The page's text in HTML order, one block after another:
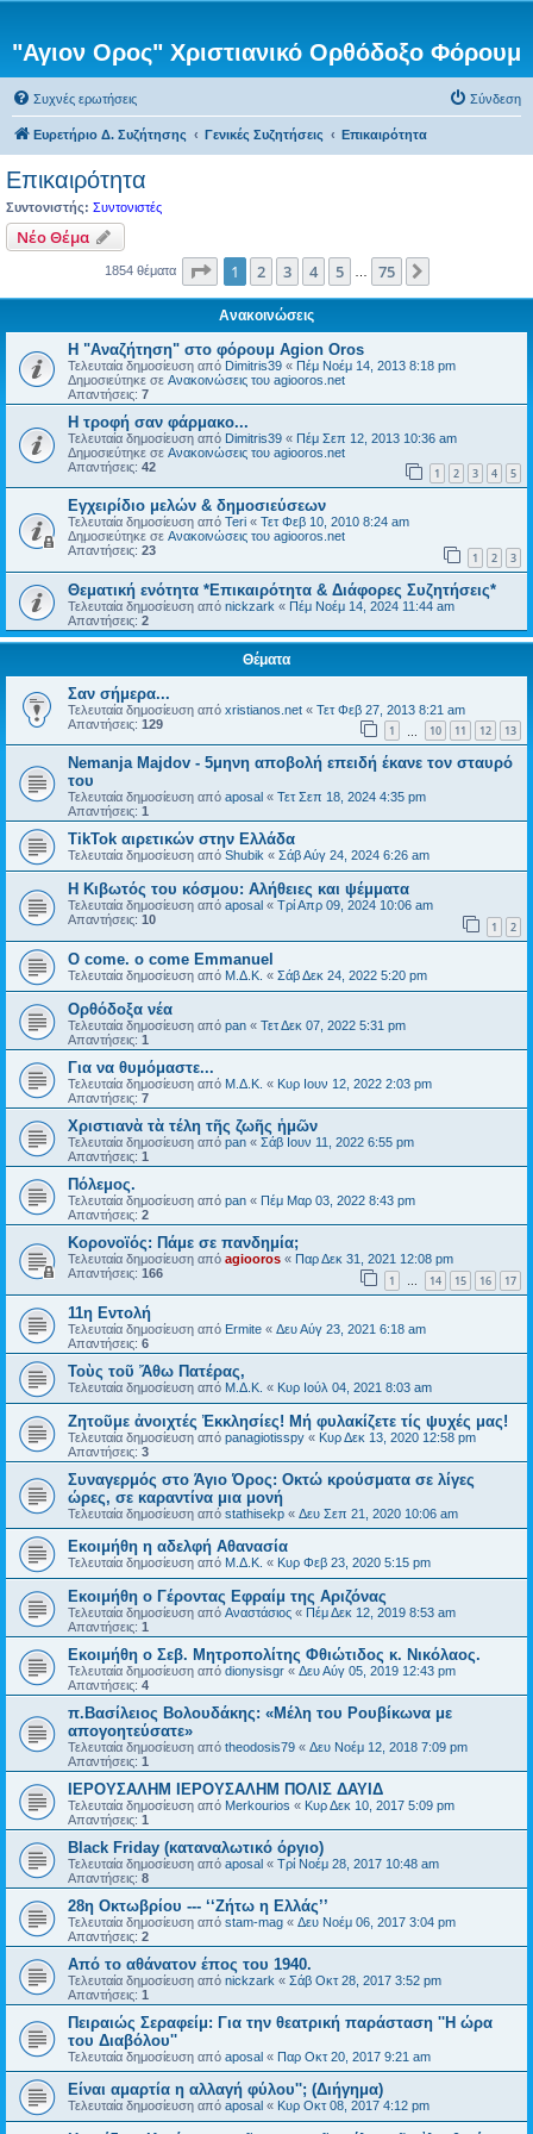
"Αγιον Ορος" Χριστιανικό Ορθόδοξο Φόρουμ
Συχνές ερωτήσεις Σύνδεση
Ευρετήριο Δ. Συζήτησης Γενικές Συζητήσεις Επικαιρότητα
Επικαιρότητα
Συντονιστής: Συντονιστές
Νέο Θέμα
1854 θέματα Σελίδα από75
1 2 3 4 5 75
Ανακοινώσεις
Η "Αναζήτηση" στο φόρουμ Agion Oros
Τελευταία δημοσίευση από Dimitris39 « Πέμ Νοέμ 14, 2013 8:18 pm
Δημοσιεύτηκε σε Ανακοινώσεις του agiooros.net
Απαντήσεις: 7
H τροφή σαν φάρμακο...
Τελευταία δημοσίευση από Dimitris39 « Πέμ Σεπ 12, 2013 10:36 am
Δημοσιεύτηκε σε Ανακοινώσεις του agiooros.net
Απαντήσεις: 42 1 2 3 4 5
Εγχειρίδιο μελών & δημοσιεύσεων
Τελευταία δημοσίευση από Teri « Τετ Φεβ 10, 2010 8:24 am
Δημοσιεύτηκε σε Ανακοινώσεις του agiooros.net
Απαντήσεις: 23 1 2 3
Θεματική ενότητα *Επικαιρότητα & Διάφορες Συζητήσεις*
Τελευταία δημοσίευση από nickzark « Πέμ Νοέμ 14, 2024 11:44 am
Απαντήσεις: 2
Θέματα
Σαν σήμερα...
Τελευταία δημοσίευση από xristianos.net « Τετ Φεβ 27, 2013 8:21 am
Απαντήσεις: 129 1 10 11 12 13
Nemanja Majdov - 5μηνη αποβολή επειδή έκανε τον σταυρό
του
Τελευταία δημοσίευση από aposal « Τετ Σεπ 18, 2024 4:35 pm
Απαντήσεις: 1
TikTok αιρετικών στην Ελλάδα
Τελευταία δημοσίευση από Shubik « Σάβ Αύγ 24, 2024 6:26 am
Η Κιβωτός του κόσμου: Αλήθειες και ψέμματα
Τελευταία δημοσίευση από aposal « Τρί Απρ 09, 2024 10:06 am
Απαντήσεις: 10 1 2
O come. o come Emmanuel
Τελευταία δημοσίευση από Μ.Δ.Κ. « Σάβ Δεκ 24, 2022 5:20 pm
Ορθόδοξα νέα
Τελευταία δημοσίευση από pan « Τετ Δεκ 07, 2022 5:31 pm
Απαντήσεις: 1
Για να θυμόμαστε...
Τελευταία δημοσίευση από Μ.Δ.Κ. « Κυρ Ιουν 12, 2022 2:03 pm
Απαντήσεις: 7
Χριστιανὰ τὰ τέλη τῆς ζωῆς ἡμῶν
Τελευταία δημοσίευση από pan « Σάβ Ιουν 11, 2022 6:55 pm
Απαντήσεις: 1
Πόλεμος.
Τελευταία δημοσίευση από pan « Πέμ Μαρ 03, 2022 8:43 pm
Απαντήσεις: 2
Κορονοϊός: Πάμε σε πανδημία;
Τελευταία δημοσίευση από agiooros « Παρ Δεκ 31, 2021 12:08 pm
Απαντήσεις: 166 1 … 14 15 16 17
11η Εντολή
Τελευταία δημοσίευση από Ermite « Δευ Αύγ 23, 2021 6:18 am
Απαντήσεις: 6
Τοὺς τοῦ Ἄθω Πατέρας,
Τελευταία δημοσίευση από Μ.Δ.Κ. « Κυρ Ιούλ 04, 2021 8:03 am
Ζητοῦμε ἀνοιχτές Ἐκκλησίες! Μή φυλακίζετε τίς ψυχές μας!
Τελευταία δημοσίευση από panagiotisspy « Κυρ Δεκ 13, 2020 12:58 pm
Απαντήσεις: 3
Συναγερμός στο Άγιο Όρος: Οκτώ κρούσματα σε λίγες
ώρες, σε καραντίνα μια μονή
Τελευταία δημοσίευση από stathisekp « Δευ Σεπ 21, 2020 10:06 am
Εκοιμήθη η αδελφή Αθανασία
Τελευταία δημοσίευση από Μ.Δ.Κ. « Κυρ Φεβ 23, 2020 5:15 pm
Εκοιμήθη ο Γέροντας Εφραίμ της Αριζόνας
Τελευταία δημοσίευση από Αναστάσιος « Πέμ Δεκ 12, 2019 8:53 am
Απαντήσεις: 1
Εκοιμήθη ο Σεβ. Μητροπολίτης Φθιώτιδος κ. Νικόλαος.
Τελευταία δημοσίευση από dionysisgr « Δευ Αύγ 05, 2019 12:43 pm
Απαντήσεις: 4
π.Βασίλειος Βολουδάκης: «Μέλη του Ρουβίκωνα με
απογοητεύσατε»
Τελευταία δημοσίευση από theodosis79 « Δευ Νοέμ 12, 2018 7:09 pm
Απαντήσεις: 1
ΙΕΡΟΥΣΑΛΗΜ ΙΕΡΟΥΣΑΛΗΜ ΠΟΛΙΣ ΔΑΥΙΔ
Τελευταία δημοσίευση από Merkourios « Κυρ Δεκ 10, 2017 5:09 pm
Απαντήσεις: 1
Black Friday (καταναλωτικό όργιο)
Τελευταία δημοσίευση από aposal « Τρί Νοέμ 28, 2017 10:48 am
Απαντήσεις: 8
28η Οκτωβρίου --- ‘‘Ζήτω η Ελλάς’’
Τελευταία δημοσίευση από stam-mag « Δευ Νοέμ 06, 2017 3:04 pm
Απαντήσεις: 2
Από το αθάνατον έπος του 1940.
Τελευταία δημοσίευση από nickzark « Σάβ Οκτ 28, 2017 3:52 pm
Απαντήσεις: 1
Πειραιώς Σεραφείμ: Για την θεατρική παράσταση ''Η ώρα
του Διαβόλου''
Τελευταία δημοσίευση από aposal « Παρ Οκτ 20, 2017 9:21 am
Είναι αμαρτία η αλλαγή φύλου''; (Διήγημα)
Τελευταία δημοσίευση από aposal « Κυρ Οκτ 08, 2017 4:12 pm